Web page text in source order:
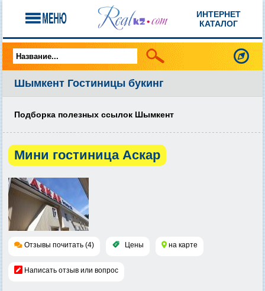
ИНТЕРНЕТ
КАТАЛОГ
Шымкент Гостиницы букинг
Подборка полезных ссылок Шымкент
Мини гостиница Аскар
Отзывы почитать (4) Цены на карте
Написать отзыв или вопрос